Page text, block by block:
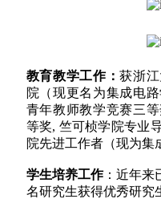
教育教学工作：获浙
院（现更名为集成电
青年教师教学竞赛三
等奖, 竺可桢学院专业
院先进工作者（现为集
学生培养工作：近年来
名研究生获得优秀研究